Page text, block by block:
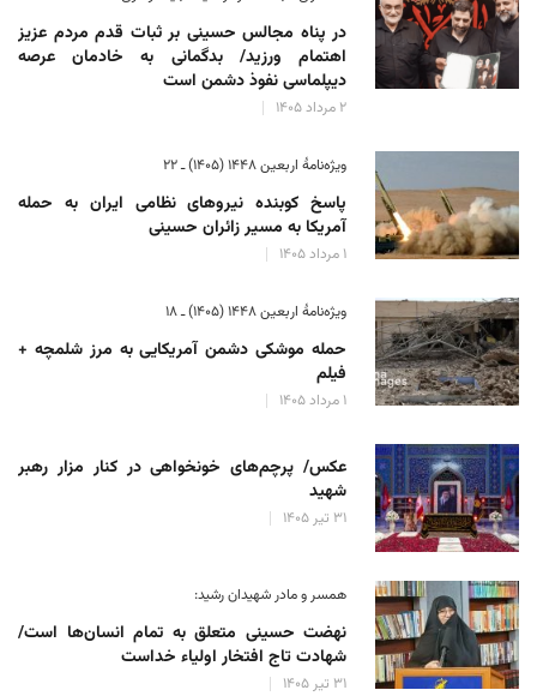
در پناه مجالس حسینی بر ثبات‌ قدم مردم عزیز
اهتمام ورزید/ بدگمانی به خادمان عرصه
دیپلماسی نفوذ دشمن است
۲ مرداد ۱۴۰۵
ویژه‌نامهٔ اربعین ۱۴۴۸ (۱۴۰۵) ـ ۲۲
پاسخ کوبنده نیروهای نظامی ایران به حمله
آمریکا به مسیر زائران حسینی
۱ مرداد ۱۴۰۵
ویژه‌نامهٔ اربعین ۱۴۴۸ (۱۴۰۵) ـ ۱۸
حمله موشکی دشمن آمریکایی به مرز شلمچه +
فیلم
۱ مرداد ۱۴۰۵
عکس/ پرچم‌های خونخواهی در کنار مزار رهبر
شهید
۳۱ تیر ۱۴۰۵
همسر و مادر شهیدان رشید:
نهضت حسینی متعلق به تمام انسان‌ها است/
شهادت تاج افتخار اولیاء خداست
۳۱ تیر ۱۴۰۵